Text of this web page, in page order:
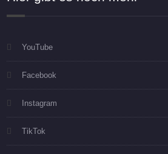
YouTube
Facebook
Instagram
TikTok